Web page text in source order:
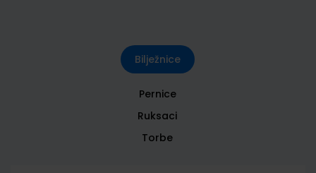
Bilježnice
Pernice
Ruksaci
Torbe